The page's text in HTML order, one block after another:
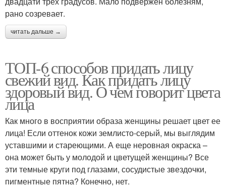
рано созревает.
читать дальше →
ТОП-6 способов придать лицу
свежий вид. Как придать лицу
здоровый вид. О чем говорит цвета
лица
Как много в восприятии образа женщины решает цвет ее
лица! Если оттенок кожи землисто-серый, мы выглядим
уставшими и стареющими. А еще неровная окраска –
она может быть у молодой и цветущей женщины? Все
эти темные круги под глазами, сосудистые звездочки,
пигментные пятна? Конечно, нет.